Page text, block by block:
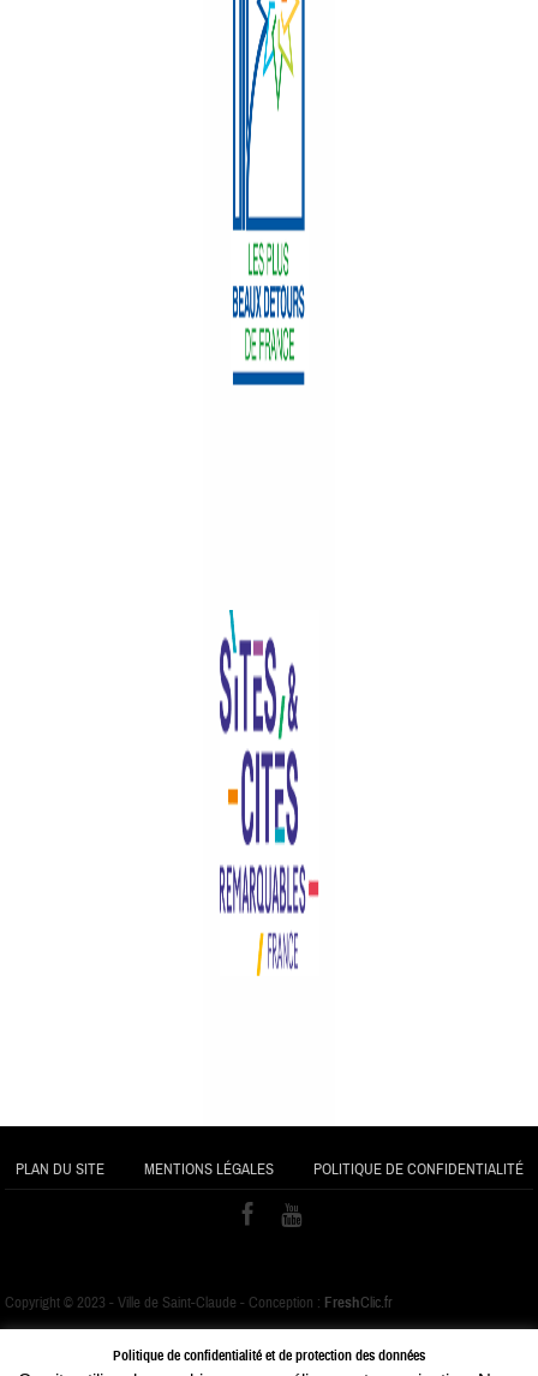
PLAN DU SITE MENTIONS LÉGALES POLITIQUE DE CONFIDENTIALITÉ
Copyright © 2023 - Ville de Saint-Claude - Conception : FreshClic.fr
Politique de confidentialité et de protection des données